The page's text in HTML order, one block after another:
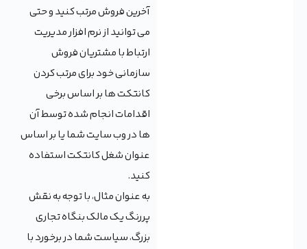
آخرین فروش مرتب کنید و حتی
می توانید از نرم افزار مدیریت
ارتباط با مشتریان فروش
سازمانی خود برای مرتب کردن
کانتکت ها بر اساس برخی
اقدامات انجام شده توسط آن
ها در وب سایت شما یا بر اساس
عنوان شغل کانتکت استفاده
کنید.
به عنوان مثال، با توجه به نقش
پررنگ یک مالک بنگاه تجاری
بزرگ، سیاست شما در برخورد با